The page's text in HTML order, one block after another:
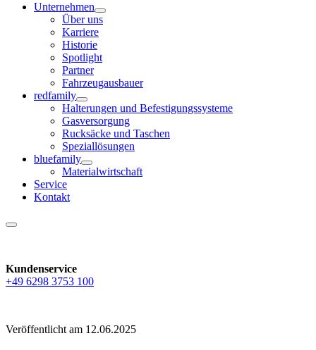
Unternehmen
Über uns
Karriere
Historie
Spotlight
Partner
Fahrzeugausbauer
redfamily
Halterungen und Befestigungssysteme
Gasversorgung
Rucksäcke und Taschen
Speziallösungen
bluefamily
Materialwirtschaft
Service
Kontakt
Kundenservice
+49 6298 3753 100
Veröffentlicht am 12.06.2025